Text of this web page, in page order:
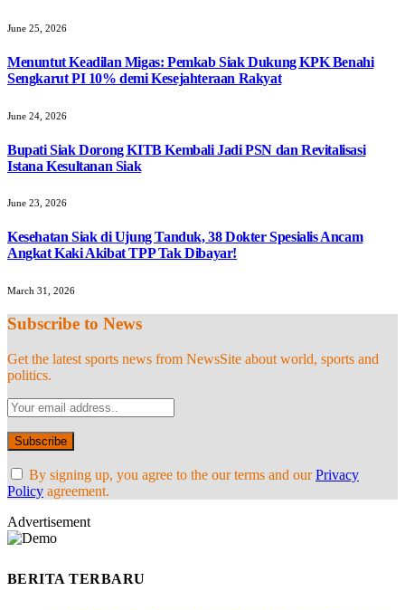
June 25, 2026
Menuntut Keadilan Migas: Pemkab Siak Dukung KPK Benahi
Sengkarut PI 10% demi Kesejahteraan Rakyat
June 24, 2026
Bupati Siak Dorong KITB Kembali Jadi PSN dan Revitalisasi
Istana Kesultanan Siak
June 23, 2026
Kesehatan Siak di Ujung Tanduk, 38 Dokter Spesialis Ancam
Angkat Kaki Akibat TPP Tak Dibayar!
March 31, 2026
Subscribe to News
Get the latest sports news from NewsSite about world, sports and
politics.
By signing up, you agree to the our terms and ourPrivacy
Policy agreement.
Advertisement
BERITA TERBARU